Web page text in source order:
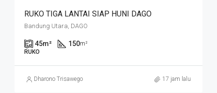
RUKO TIGA LANTAI SIAP HUNI DAGO
Bandung Utara, DAGO
45m² 150m²
RUKO
Dharono Trisawego 17 jam lalu